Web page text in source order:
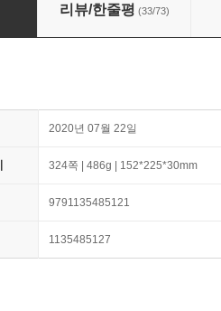
리뷰/한줄평 (33/73)
2020년 07월 22일
324쪽 | 486g | 152*225*30mm
9791135485121
1135485127